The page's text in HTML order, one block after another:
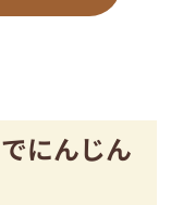
にんじん